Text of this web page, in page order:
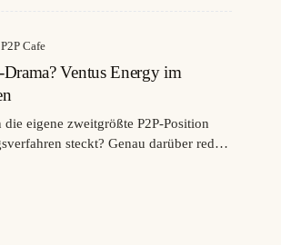
Cafe
Ventus Energy im
die eigene zweitgrößte P2P-Position
steckt? Genau darüber reden
dieser Folge.